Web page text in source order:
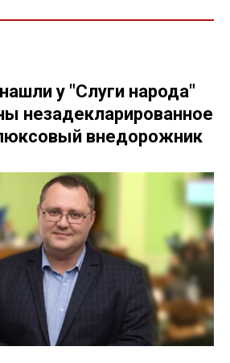
у "Слуги народа"
незадекларированное
внедорожник